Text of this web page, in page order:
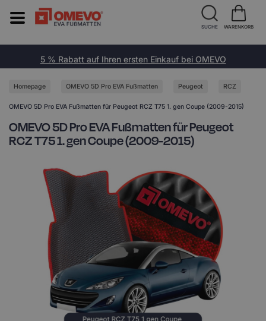
5 % Rabatt auf Ihren ersten Einkauf bei OMEVO
Homepage OMEVO 5D Pro EVA Fußmatten Peugeot RCZ
OMEVO 5D Pro EVA Fußmatten für Peugeot RCZ T75 1. gen Coupe (2009-2015)
OMEVO 5D Pro EVA Fußmatten für Peugeot
RCZ T75 1. gen Coupe (2009-2015)
SUCHE WARENKORB